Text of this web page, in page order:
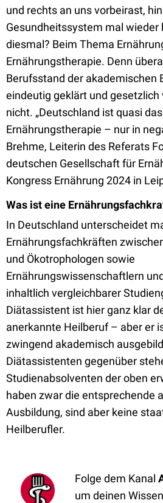
und rechts an uns vorbeirast,
Gesundheitssystem mal wieder
diesmal? Beim Thema
Ernährungstherapie. Denn
Berufsstand der akademischen
eindeutig geklärt und gesetzlich
nicht. „Deutschland ist quasi
Ernährungstherapie – nur in
Brehme, Leiterin des Referats
deutschen Gesellschaft für
Kongress Ernährung 2024 in
Was ist eine
In Deutschland unterscheidet
Ernährungsfachkräften
und Ökotrophologen sowie
Ernährungswissenschaftlern
inhaltlich vergleichbarer
Diätassistent ist hier ganz klar
anerkannte Heilberuf – aber er
zwingend akademisch
Diätassistenten gegenüber
Studienabsolventen der oben
haben zwar die entsprechende
Ausbildung, sind aber keine
Heilberufler.
Folge dem Kanal
um deinen